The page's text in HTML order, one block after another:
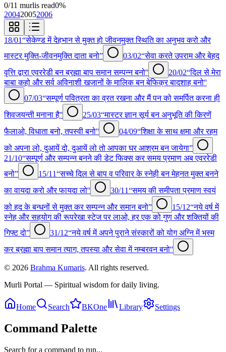
0/11 murlis read0%
200420052006
18/01“सेकेण्ड में देहभान से मुक्त हो जीवनमुक्त स्थिति का अनुभव करो और
मास्टर मुक्ति-जीवनमुक्ति दाता बनो”
03/02“सेवा करते उपराम और बेहद
वृत्ति द्वारा एवररेडी बन ब्रह्मा बाप समान सम्पन्न बनो''
20/02“दिल से मेरा
बाबा कहो और सर्व अविनाशी खजानों के मालिक बन बेफिक्र बादशाह बनो''
07/03“सम्पूर्ण पवित्रता का व्रत रखना और मैं पन को समर्पित करना ही
शिवजयन्ती मनाना है''
25/03“मास्टर ज्ञान सूर्य बन अनुभूति की किरणें
फैलाओ, विधाता बनो, तपस्वी बनो''
04/09“शिक्षा के साथ क्षमा और रहम
को अपना लो, दुआयें दो, दुआयें लो तो आपका घर आश्रम बन जायेगा”
21/10“सम्पूर्ण और सम्पन्न बनने की डेट फिक्स कर समय प्रमाण अब एवररेडी
बनो”
15/11“सच्चे दिल से बाप व परिवार के स्नेही बन मेहनत मुक्त बनने
का वायदा करो और फायदा लो''
30/11“समय की समीपता प्रमाण स्वयं
को हद के बन्धनों से मुक्त कर सम्पन्न और समान बनो”
15/12“नये वर्ष में
स्नेह और सहयोग की रूपरेखा स्टेज पर लाओ, हर एक को गुण और शक्तियों की
गिफ्ट दो”
31/12“नये वर्ष में अपने पुराने संस्कारों को योग अग्नि में भस्म
कर ब्रह्मा बाप समान त्याग, तपस्या और सेवा में नम्बरवन बनो''
© 2026 Brahma Kumaris. All rights reserved.
Murli Portal — Spiritual wisdom for daily living.
Home Search BKOne Library Settings
Command Palette
Search for a command to run...